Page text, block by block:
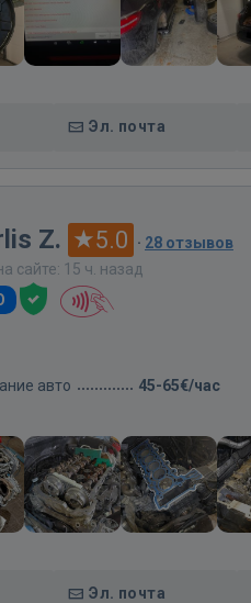
Эл. почта
Z. 5.0 · 28 отзывов
сайте: 15 ч. назад
авто 45-65€/час
Эл. почта